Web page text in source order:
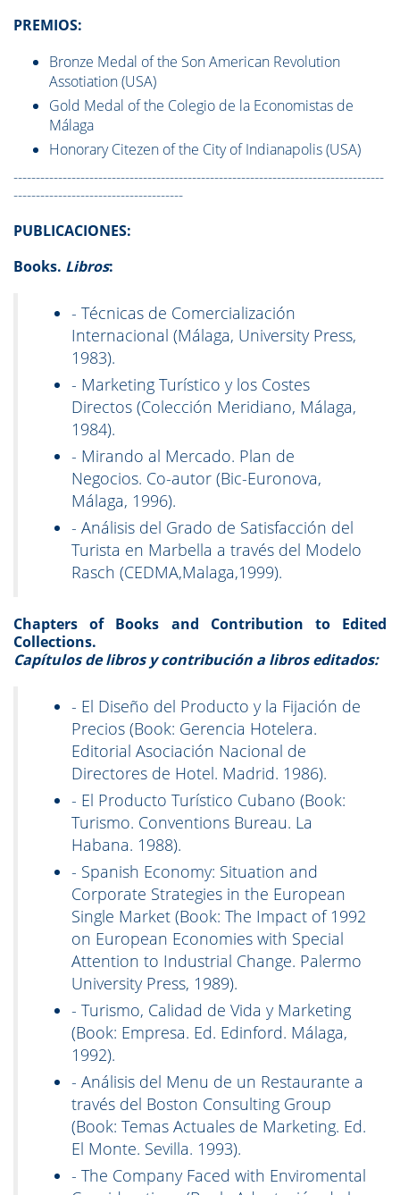
PREMIOS:
Bronze Medal of the Son American Revolution
Assotiation (USA)
Gold Medal of the Colegio de la Economistas de
Málaga
Honorary Citezen of the City of Indianapolis (USA)
-----------------------------------------------------------------------------------
--------------------------------------
PUBLICACIONES:
Books. Libros:
- Técnicas de Comercialización
Internacional (Málaga, University Press,
1983).
- Marketing Turístico y los Costes
Directos (Colección Meridiano, Málaga,
1984).
- Mirando al Mercado. Plan de
Negocios. Co-autor (Bic-Euronova,
Málaga, 1996).
- Análisis del Grado de Satisfacción del
Turista en Marbella a través del Modelo
Rasch (CEDMA,Malaga,1999).
Chapters of Books and Contribution to Edited
Collections.
Capítulos de libros y contribución a libros editados:
- El Diseño del Producto y la Fijación de
Precios (Book: Gerencia Hotelera.
Editorial Asociación Nacional de
Directores de Hotel. Madrid. 1986).
- El Producto Turístico Cubano (Book:
Turismo. Conventions Bureau. La
Habana. 1988).
- Spanish Economy: Situation and
Corporate Strategies in the European
Single Market (Book: The Impact of 1992
on European Economies with Special
Attention to Industrial Change. Palermo
University Press, 1989).
- Turismo, Calidad de Vida y Marketing
(Book: Empresa. Ed. Edinford. Málaga,
1992).
- Análisis del Menu de un Restaurante a
través del Boston Consulting Group
(Book: Temas Actuales de Marketing. Ed.
El Monte. Sevilla. 1993).
- The Company Faced with Enviromental